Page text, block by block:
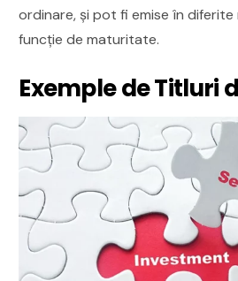
ordinare, și pot fi emise în diferite
funcție de maturitate.
Exemple de Titluri